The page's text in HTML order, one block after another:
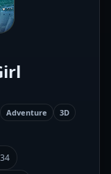
Adventure
3D